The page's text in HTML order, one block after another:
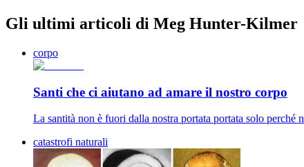
Gli ultimi articoli di Meg Hunter-Kilmer
corpo
Santi che ci aiutano ad amare il nostro corpo
La santità non è fuori dalla nostra portata portata solo
catastrofi naturali